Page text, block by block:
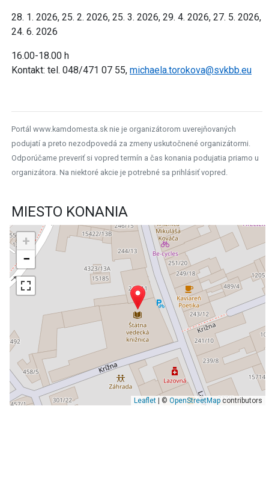
28. 1. 2026, 25. 2. 2026, 25. 3. 2026, 29. 4. 2026, 27. 5. 2026,
24. 6. 2026
16.00-18.00 h
Kontakt: tel. 048/471 07 55, michaela.torokova@svkbb.eu
Portál www.kamdomesta.sk nie je organizátorom uverejňovaných
podujatí a preto nezodpovedá za zmeny uskutočnené organizátormi.
Odporúčame preveriť si vopred termín a čas konania podujatia priamo u
organizátora. Na niektoré akcie je potrebné sa prihlásiť vopred.
MIESTO KONANIA
+
−
Leaflet| © OpenStreetMapcontributors